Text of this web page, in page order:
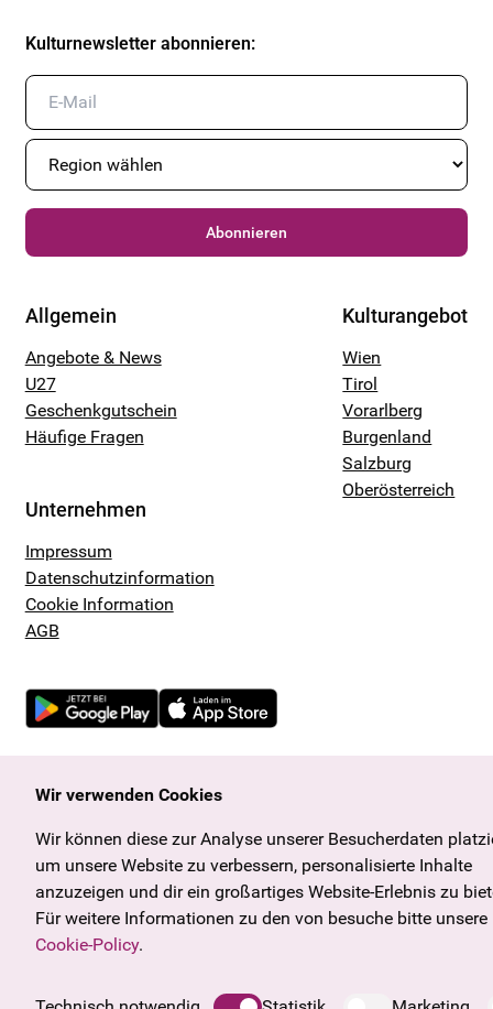
Kulturnewsletter abonnieren:
Abonnieren
Allgemein
Angebote & News
U27
Geschenkgutschein
Häufige Fragen
Unternehmen
Impressum
Datenschutzinformation
Cookie Information
AGB
Kulturangebot
Wien
Tirol
Vorarlberg
Burgenland
Salzburg
Oberösterreich
Wir verwenden Cookies
Wir können diese zur Analyse unserer Besucherdaten
um unsere Website zu verbessern, personalisierte Inhalte
anzuzeigen und dir ein großartiges Website-Erlebnis zu
Für weitere Informationen zu den von besuche bitte unsere
Cookie-Policy.